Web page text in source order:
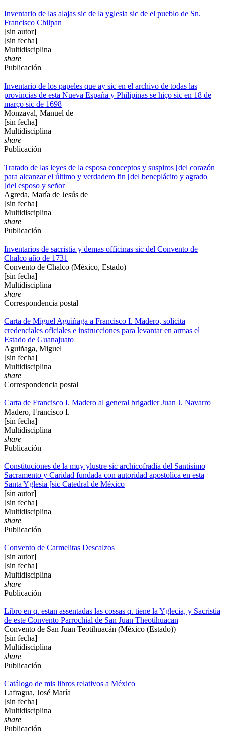
Inventario de las alajas sic de la yglesia sic de el pueblo de Sn.
Francisco Chilpan
[sin autor]
[sin fecha]
Multidisciplina
share
Publicación
Inventario de los papeles que ay sic en el archivo de todas las
provincias de esta Nueva España y Philipinas se hiço sic en 18 de
março sic de 1698
Monzaval, Manuel de
[sin fecha]
Multidisciplina
share
Publicación
Tratado de las leyes de la esposa conceptos y suspiros [del corazón
para alcanzar el último y verdadero fin [del beneplácito y agrado
[del esposo y señor
Agreda, María de Jesús de
[sin fecha]
Multidisciplina
share
Publicación
Inventarios de sacristia y demas officinas sic del Convento de
Chalco año de 1731
Convento de Chalco (México, Estado)
[sin fecha]
Multidisciplina
share
Correspondencia postal
Carta de Miguel Aguiñaga a Francisco I. Madero, solicita
credenciales oficiales e instrucciones para levantar en armas el
Estado de Guanajuato
Aguiñaga, Miguel
[sin fecha]
Multidisciplina
share
Correspondencia postal
Carta de Francisco I. Madero al general brigadier Juan J. Navarro
Madero, Francisco I.
[sin fecha]
Multidisciplina
share
Publicación
Constituciones de la muy ylustre sic archicofradia del Santisimo
Sacramento y Caridad fundada con autoridad apostolica en esta
Santa Yglesia [sic Catedral de México
[sin autor]
[sin fecha]
Multidisciplina
share
Publicación
Convento de Carmelitas Descalzos
[sin autor]
[sin fecha]
Multidisciplina
share
Publicación
Libro en q. estan assentadas las cossas q. tiene la Yglecia, y Sacristia
de este Convento Parrochial de San Juan Theotihuacan
Convento de San Juan Teotihuacán (México (Estado))
[sin fecha]
Multidisciplina
share
Publicación
Catálogo de mis libros relativos a México
Lafragua, José María
[sin fecha]
Multidisciplina
share
Publicación